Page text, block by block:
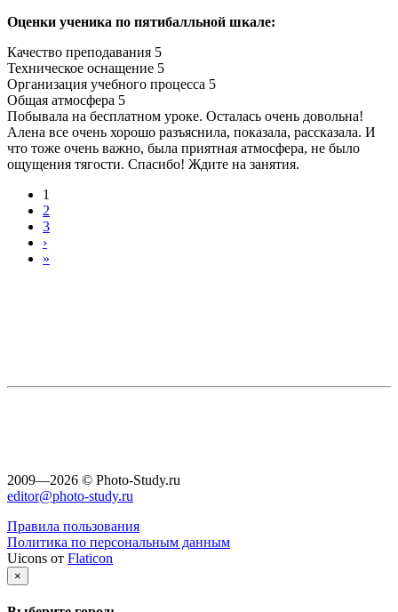
Оценки ученика по пятибалльной шкале:
Качество преподавания 5
Техническое оснащение 5
Организация учебного процесса 5
Общая атмосфера 5
Побывала на бесплатном уроке. Осталась очень довольна!
Алена все очень хорошо разъяснила, показала, рассказала. И
что тоже очень важно, была приятная атмосфера, не было
ощущения тягости. Спасибо! Ждите на занятия.
1
2
3
›
»
2009—2026 © Photo-Study.ru
editor@photo-study.ru
Правила пользования
Политика по персональным данным
Uicons от Flaticon
×